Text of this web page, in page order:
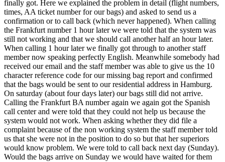
finally got. Here we explained the problem in detail (flight numbers,
times, AA ticket number for our bags) and asked to send us a
confirmation or to call back (which never happened). When calling
the Frankfurt number 1 hour later we were told that the system was
still not working and that we should call another half an hour later.
When calling 1 hour later we finally got through to another staff
member now speaking perfectly English. Meanwhile somebody had
received our email and the staff member was able to give us the 10
character reference code for our missing bag report and confirmed
that the bags would be sent to our residential address in Hamburg.
On saturday (about four days later) our bags still did not arrive.
Calling the Frankfurt BA number again we again got the Spanish
call center and were told that they could not help us because the
system would not work. When asking whether they did file a
complaint because of the non working system the staff member told
us that she were not in the position to do so but that her superiors
would know problem. We were told to call back next day (Sunday).
Would the bags arrive on Sunday we would have waited for them